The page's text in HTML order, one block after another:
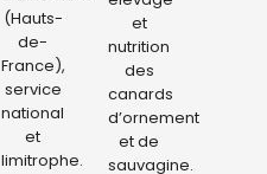
(Hauts-
de-
France),
service
national
et
limitrophe.
et
nutrition
des
canards
d’ornement
et de
sauvagine.